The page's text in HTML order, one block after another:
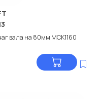
вала на 80мм MCK1160